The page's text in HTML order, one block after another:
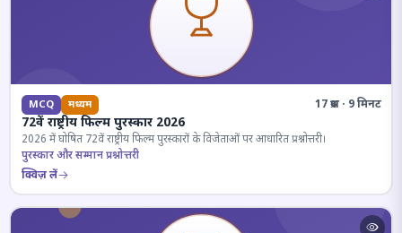
MCQ मध्यम 17 प्रश्न · 9 मिनट
72वें राष्ट्रीय फिल्म पुरस्कार 2026
2026 में घोषित 72वें राष्ट्रीय फिल्म पुरस्कारों के विजेताओं पर आधारित प्रश्नोत्तरी।
पुरस्कार और सम्मान प्रश्नोत्तरी
क्विज़ लें